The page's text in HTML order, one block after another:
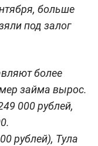
больше
под залог
более
займа вырос.
000 рублей,
рублей), Тула